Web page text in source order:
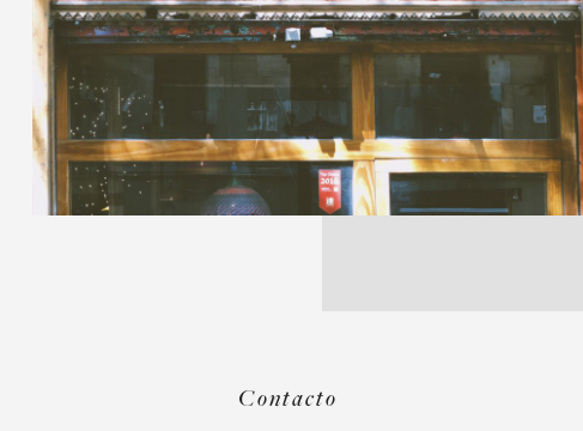
Contacto